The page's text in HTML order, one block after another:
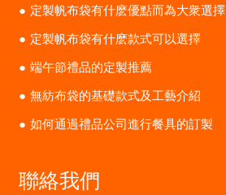
定製帆布袋有什麽優點而為大衆選擇
定製帆布袋有什麽款式可以選擇
端午節禮品的定製推薦
無紡布袋的基礎款式及工藝介紹
如何通過禮品公司進行餐具的訂製
聯絡我們